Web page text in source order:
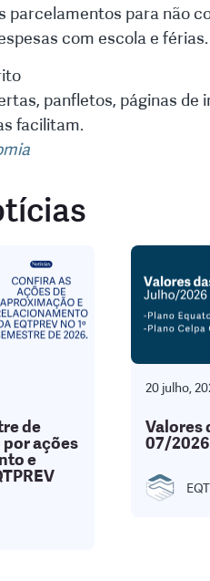
parcelamentos para não
com escola e férias.
panfletos, páginas
facilitam.
de
por ações
e
20 julho,
Valores
07/